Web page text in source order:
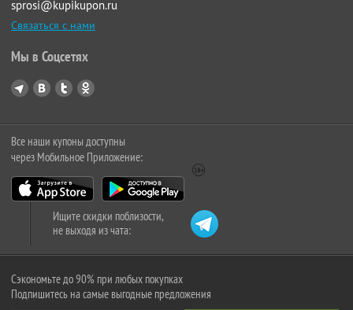
sprosi@kupikupon.ru
Связаться с нами
Мы в Соцсетях
Все наши купоны доступны
через Мобильное Приложение:
Ищите скидки поблизости,
не выходя из чата:
Сэкономьте до 90% при любых покупках
Подпишитесь на самые выгодные предложения